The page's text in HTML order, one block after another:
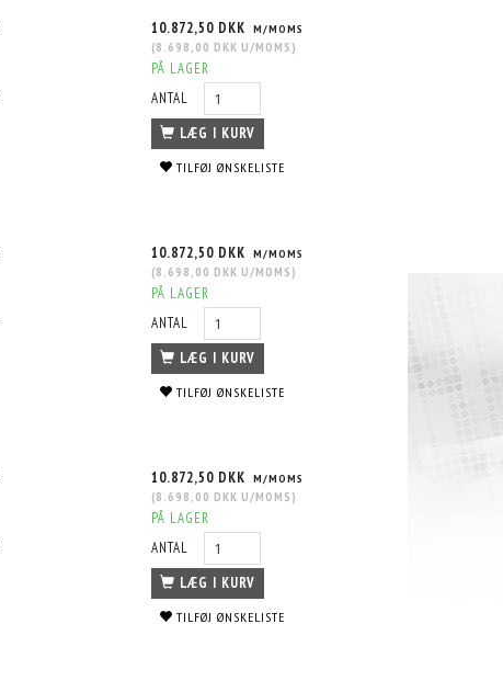
10.872,50 DKK M/MOMS
(8.698,00 DKK U/MOMS )
PÅ LAGER
ANTAL
LÆG I KURV
TILFØJ ØNSKELISTE
10.872,50 DKK M/MOMS
(8.698,00 DKK U/MOMS )
PÅ LAGER
ANTAL
LÆG I KURV
TILFØJ ØNSKELISTE
10.872,50 DKK M/MOMS
(8.698,00 DKK U/MOMS )
PÅ LAGER
ANTAL
LÆG I KURV
TILFØJ ØNSKELISTE